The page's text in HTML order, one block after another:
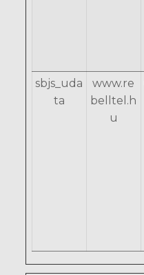
sbjs_uda
ta
www.re
belltel.h
u